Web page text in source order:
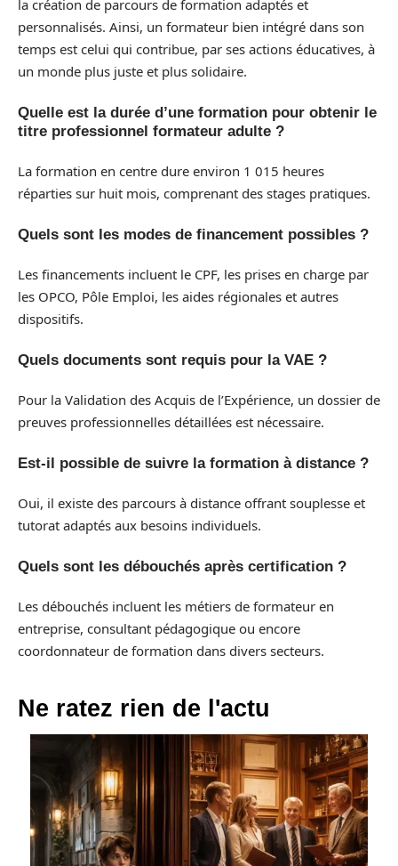
la création de parcours de formation adaptés et
personnalisés. Ainsi, un formateur bien intégré dans son
temps est celui qui contribue, par ses actions éducatives, à
un monde plus juste et plus solidaire.
Quelle est la durée d’une formation pour obtenir le
titre professionnel formateur adulte ?
La formation en centre dure environ 1 015 heures
réparties sur huit mois, comprenant des stages pratiques.
Quels sont les modes de financement possibles ?
Les financements incluent le CPF, les prises en charge par
les OPCO, Pôle Emploi, les aides régionales et autres
dispositifs.
Quels documents sont requis pour la VAE ?
Pour la Validation des Acquis de l’Expérience, un dossier de
preuves professionnelles détaillées est nécessaire.
Est-il possible de suivre la formation à distance ?
Oui, il existe des parcours à distance offrant souplesse et
tutorat adaptés aux besoins individuels.
Quels sont les débouchés après certification ?
Les débouchés incluent les métiers de formateur en
entreprise, consultant pédagogique ou encore
coordonnateur de formation dans divers secteurs.
Ne ratez rien de l'actu